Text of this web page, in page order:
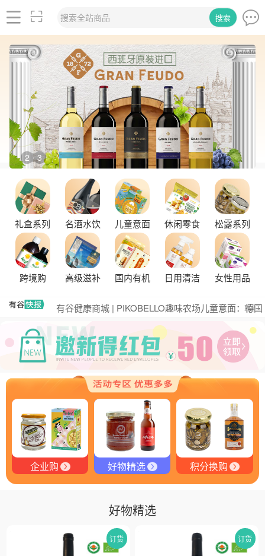
搜索全站商品 搜索
2 / 3
礼盒系列 名酒水饮 儿童意面 休闲零食 松露系列
跨境购 高级滋补 国内有机 日用清洁 女性用品
更多
式，共筑大健康产业有机生态新未来
有谷健康商城 | PIKOBELLO趣味农场儿童意面：德国
匠心打造的无盐健康新主张
有谷健康 | PIKOBELLO牌儿童意面：健康与美味的完
美结合
探寻黑钻奥秘：有谷健康与塞尔维亚黑松露的完美邂
逅
探秘塞尔维亚黑松露：舌尖上的黑钻石
品味卓越，OE 中欧有机双认证红酒的独特魅力
品味拉克索威斯威士忌，邂逅独特酒韵
舌尖上的塞尔维亚黑松露，你了解多少？
探秘塞尔维亚松露的独特魅力
黑松露的热量是多少？
企业购 好物精选 积分换购
好物精选
订货 订货